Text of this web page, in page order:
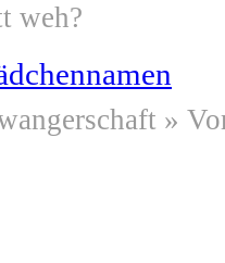
weh?
»